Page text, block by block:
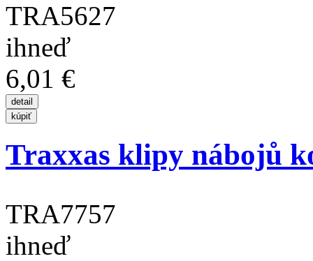
TRA5627
ihneď
6,01 €
Traxxas klipy nábojů
TRA7757
ihneď